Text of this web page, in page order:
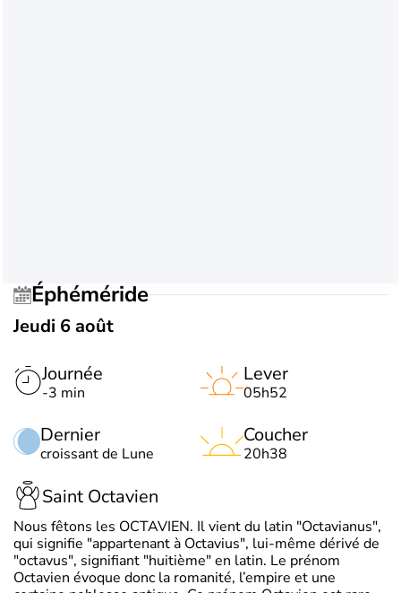
Éphéméride
Jeudi 6 août
Journée
-3 min
Dernier
croissant de Lune
Lever
05h52
Coucher
20h38
Saint Octavien
Nous fêtons les OCTAVIEN. Il vient du latin "Octavianus",
qui signifie "appartenant à Octavius", lui-même dérivé de
"octavus", signifiant "huitième" en latin. Le prénom
Octavien évoque donc la romanité, l’empire et une